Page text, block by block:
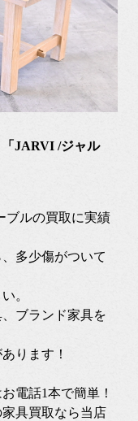
「JARVI /ジャル
ブルの買取に実績
多少傷がついて
。
ブランド家具を
ります！
電話1本で簡単！
具買取なら当店